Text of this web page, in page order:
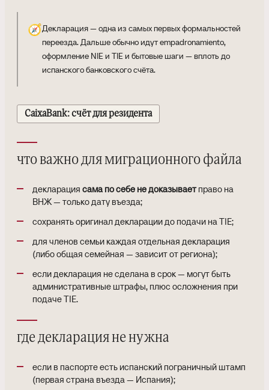
🧭Декларация — одна из самых первых формальностей
переезда. Дальше обычно идут empadronamiento,
оформление NIE и TIE и бытовые шаги — вплоть до
испанского банковского счёта.
CaixaBank: счёт для резидента
что важно для миграционного файла
декларация сама по себе не доказываетправо на
ВНЖ — только дату въезда;
сохранять оригинал декларации до подачи на TIE;
для членов семьи каждая отдельная декларация
(либо общая семейная — зависит от региона);
если декларация не сделана в срок — могут быть
административные штрафы, плюс осложнения при
подаче TIE.
где декларация не нужна
если в паспорте есть испанский пограничный штамп
(первая страна въезда — Испания);